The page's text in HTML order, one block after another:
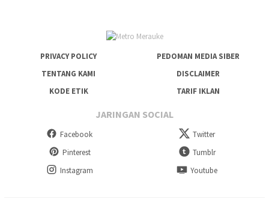
PRIVACY POLICY
PEDOMAN MEDIA SIBER
TENTANG KAMI
DISCLAIMER
KODE ETIK
TARIF IKLAN
JARINGAN SOCIAL
Facebook
Twitter
Pinterest
Tumblr
Instagram
Youtube